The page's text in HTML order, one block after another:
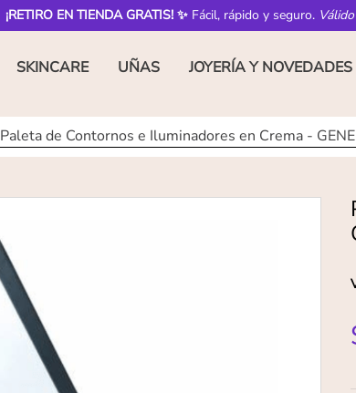
¡RETIRO EN TIENDA GRATIS! ✨ Fácil, rápido y seguro.
SKINCARE UÑAS JOYERÍA Y NOVEDADES
Paleta de Contornos e Iluminadores en Crema -